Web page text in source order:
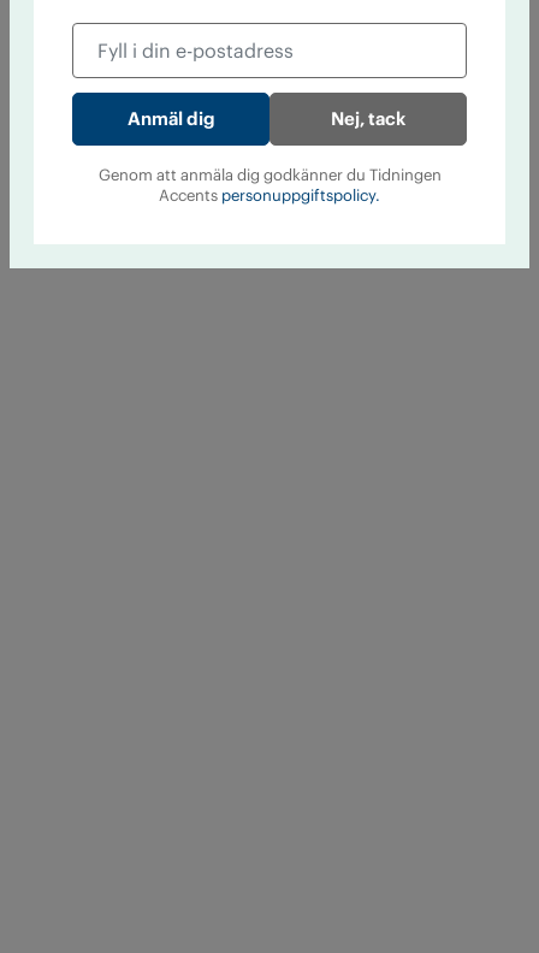
Nej, tack
Genom att anmäla dig godkänner du Tidningen
Accents personuppgiftspolicy.